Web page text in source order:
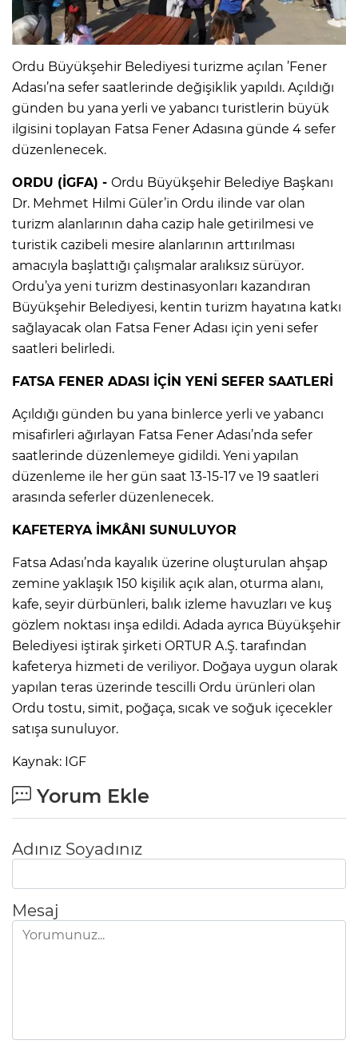
Ordu Büyükşehir Belediyesi turizme açılan ’Fener
Adası’na sefer saatlerinde değişiklik yapıldı. Açıldığı
günden bu yana yerli ve yabancı turistlerin büyük
ilgisini toplayan Fatsa Fener Adasına günde 4 sefer
düzenlenecek.
ORDU (İGFA) - Ordu Büyükşehir Belediye Başkanı
Dr. Mehmet Hilmi Güler’in Ordu ilinde var olan
turizm alanlarının daha cazip hale getirilmesi ve
turistik cazibeli mesire alanlarının arttırılması
amacıyla başlattığı çalışmalar aralıksız sürüyor.
Ordu’ya yeni turizm destinasyonları kazandıran
Büyükşehir Belediyesi, kentin turizm hayatına katkı
sağlayacak olan Fatsa Fener Adası için yeni sefer
saatleri belirledi.
FATSA FENER ADASI İÇİN YENİ SEFER SAATLERİ
Açıldığı günden bu yana binlerce yerli ve yabancı
misafirleri ağırlayan Fatsa Fener Adası’nda sefer
saatlerinde düzenlemeye gidildi. Yeni yapılan
düzenleme ile her gün saat 13-15-17 ve 19 saatleri
arasında seferler düzenlenecek.
KAFETERYA İMKÂNI SUNULUYOR
Fatsa Adası’nda kayalık üzerine oluşturulan ahşap
zemine yaklaşık 150 kişilik açık alan, oturma alanı,
kafe, seyir dürbünleri, balık izleme havuzları ve kuş
gözlem noktası inşa edildi. Adada ayrıca Büyükşehir
Belediyesi iştirak şirketi ORTUR A.Ş. tarafından
kafeterya hizmeti de veriliyor. Doğaya uygun olarak
yapılan teras üzerinde tescilli Ordu ürünleri olan
Ordu tostu, simit, poğaça, sıcak ve soğuk içecekler
satışa sunuluyor.
Kaynak: IGF
Yorum Ekle
Adınız Soyadınız
Mesaj